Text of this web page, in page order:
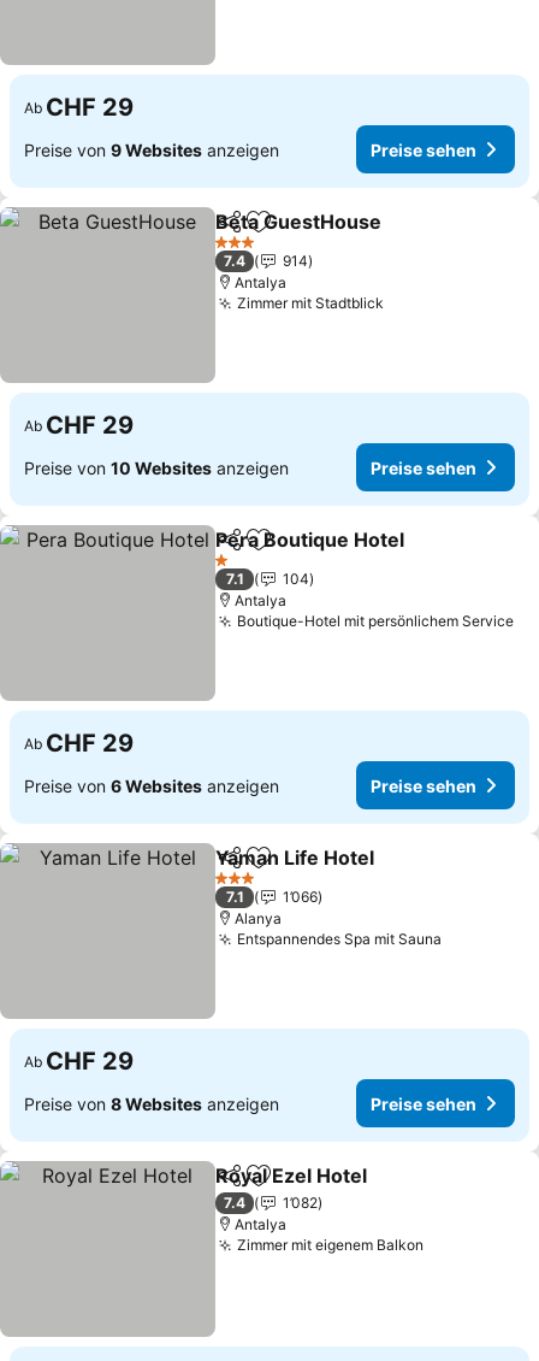
Ab CHF 29
Preise von 9 Websites anzeigen Preise sehen
TeilenZu Favoriten hinzufügen
Beta GuestHouse
3 Sterne
7.4
914
Antalya
Zimmer mit Stadtblick
Ab CHF 29
Preise von 10 Websites anzeigen Preise sehen
TeilenZu Favoriten hinzufügen
Pera Boutique Hotel
1 Sterne
7.1
104
Antalya
Boutique-Hotel mit persönlichem Service
Ab CHF 29
Preise von 6 Websites anzeigen Preise sehen
TeilenZu Favoriten hinzufügen
Yaman Life Hotel
3 Sterne
7.1
1’066
Alanya
Entspannendes Spa mit Sauna
Ab CHF 29
Preise von 8 Websites anzeigen Preise sehen
TeilenZu Favoriten hinzufügen
Royal Ezel Hotel
7.4
1’082
Antalya
Zimmer mit eigenem Balkon